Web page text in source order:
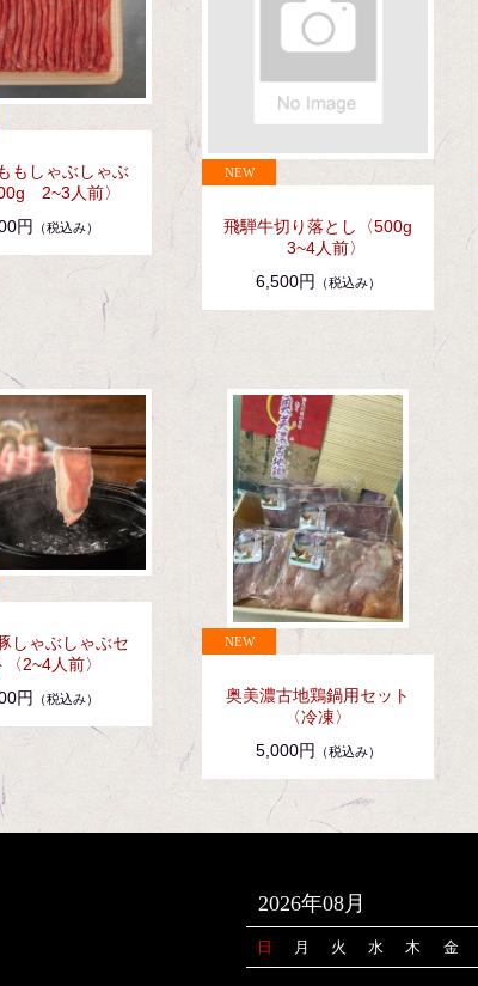
もしゃぶしゃぶ
2~3人前〉
円
（税込み）
飛騨牛切り落とし〈500g
3~4人前〉
6,500円 （税込み）
しゃぶしゃぶセ
〈2~4人前〉
円 （税込み）
奥美濃古地鶏鍋用セット
〈冷凍〉
5,000円
（税込み）
2026年08月
日 月 火 水 木 金